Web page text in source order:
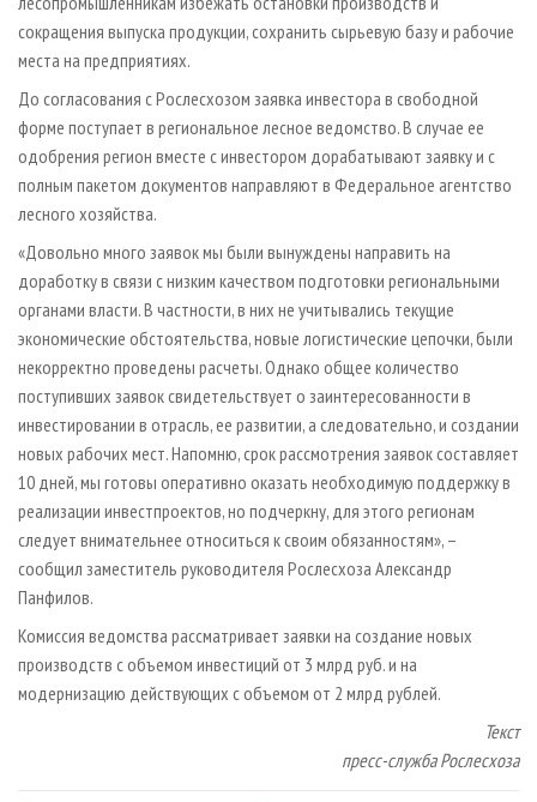
сокращения выпуска продукции, сохранить сырьевую базу и рабочие
места на предприятиях.
До согласования с Рослесхозом заявка инвестора в свободной
форме поступает в региональное лесное ведомство. В случае ее
одобрения регион вместе с инвестором дорабатывают заявку и с
полным пакетом документов направляют в Федеральное агентство
лесного хозяйства.
«Довольно много заявок мы были вынуждены направить на
доработку в связи с низким качеством подготовки региональными
органами власти. В частности, в них не учитывались текущие
экономические обстоятельства, новые логистические цепочки, были
некорректно проведены расчеты. Однако общее количество
поступивших заявок свидетельствует о заинтересованности в
инвестировании в отрасль, ее развитии, а следовательно, и создании
новых рабочих мест. Напомню, срок рассмотрения заявок составляет
10 дней, мы готовы оперативно оказать необходимую поддержку в
реализации инвестпроектов, но подчеркну, для этого регионам
следует внимательнее относиться к своим обязанностям», –
сообщил заместитель руководителя Рослесхоза Александр
Панфилов.
Комиссия ведомства рассматривает заявки на создание новых
производств с объемом инвестиций от 3 млрд руб. и на
модернизацию действующих с объемом от 2 млрд рублей.
Текст
пресс-служба Рослесхоза